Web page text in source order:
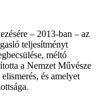
– 2013-ban – az
teljesítményt
méltó
a Nemzet Művésze
és amelyet